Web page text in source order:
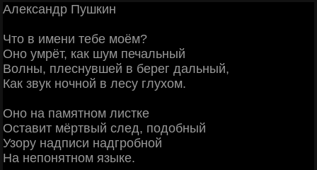
Александр Пушкин
Что в имени тебе моём?
Оно умрёт, как шум печальный
Волны, плеснувшей в берег дальный,
Как звук ночной в лесу глухом.
Оно на памятном листке
Оставит мёртвый след, подобный
Узору надписи надгробной
На непонятном языке.